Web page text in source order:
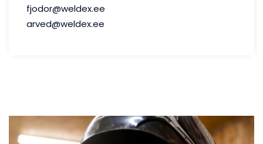
fjodor@weldex.ee
arved@weldex.ee